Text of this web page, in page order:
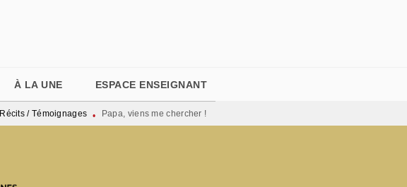
À LA UNE ESPACE ENSEIGNANT
Récits / Témoignages • Papa, viens me chercher !